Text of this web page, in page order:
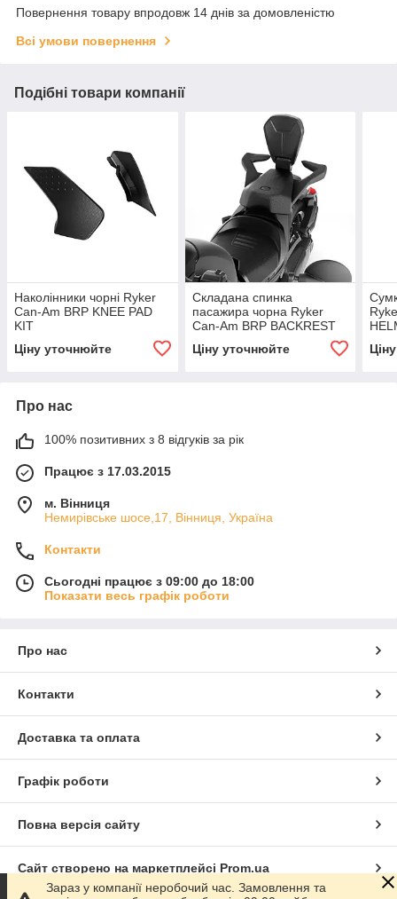
Повернення товару впродовж 14 днів за домовленістю
Всі умови повернення
Подібні товари компанії
Наколінники чорні Ryker
Can-Am BRP KNEE PAD
KIT
Ціну уточнюйте
Складана спинка
пасажира чорна Ryker
Can-Am BRP BACKREST
Ціну уточнюйте
Про нас
100% позитивних з 8 відгуків за рік
Працює з 17.03.2015
м. Вінниця
Немирівське шосе,17, Вінниця, Україна
Контакти
Сьогодні працює з 09:00 до 18:00
Показати весь графік роботи
Про нас
Контакти
Доставка та оплата
Графік роботи
Повна версія сайту
Сайт створено на маркетплейсі Prom.ua
Зараз у компанії неробочий час. Замовлення та